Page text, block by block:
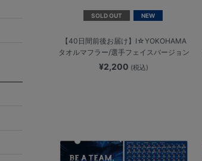
SOLD OUT NEW
【40日間前後お届け】I☆YOKOHAMA
タオルマフラー/選手フェイスバージョン
¥2,200 (税込)